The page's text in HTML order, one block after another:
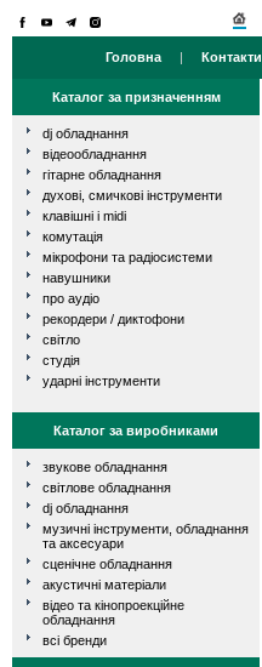
Головна | Контакти
Каталог за призначенням
dj обладнання
відеообладнання
гітарне обладнання
духові, смичкові інструменти
клавішні і midi
комутація
мікрофони та радіосистеми
навушники
про аудіо
рекордери / диктофони
світло
студія
ударні інструменти
Каталог за виробниками
звукове обладнання
світлове обладнання
dj обладнання
музичні інструменти, обладнання
та аксесуари
сценічне обладнання
акустичні матеріали
відео та кінопроекційне
обладнання
всі бренди